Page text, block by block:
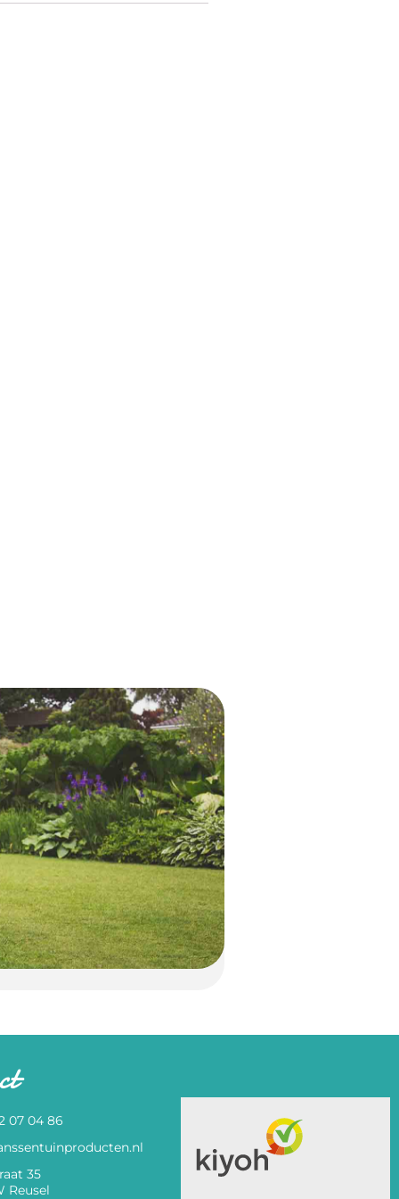
07 04 86
35
Reusel